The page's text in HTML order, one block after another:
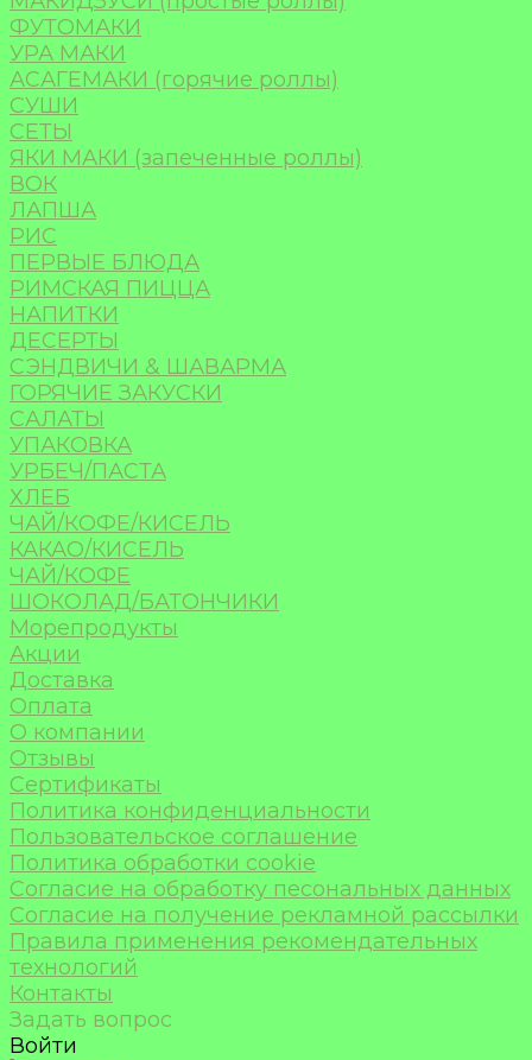
ФУТОМАКИ
УРА МАКИ
АСАГЕМАКИ (горячие роллы)
СУШИ
СЕТЫ
ЯКИ МАКИ (запеченные роллы)
ВОК
ЛАПША
РИС
ПЕРВЫЕ БЛЮДА
РИМСКАЯ ПИЦЦА
НАПИТКИ
ДЕСЕРТЫ
СЭНДВИЧИ & ШАВАРМА
ГОРЯЧИЕ ЗАКУСКИ
САЛАТЫ
УПАКОВКА
УРБЕЧ/ПАСТА
ХЛЕБ
ЧАЙ/КОФЕ/КИСЕЛЬ
КАКАО/КИСЕЛЬ
ЧАЙ/КОФЕ
ШОКОЛАД/БАТОНЧИКИ
Морепродукты
Акции
Доставка
Оплата
О компании
Отзывы
Сертификаты
Политика конфиденциальности
Пользовательское соглашение
Политика обработки cookie
Согласие на обработку песональных данных
Согласие на получение рекламной рассылки
Правила применения рекомендательных
технологий
Контакты
Задать вопрос
Войти